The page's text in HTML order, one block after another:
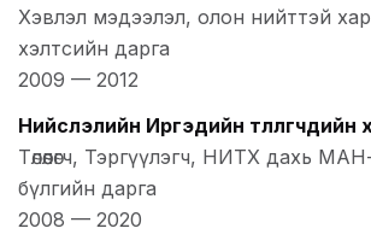
Хэвлэл мэдээлэл, олон нийттэй
хэлтсийн дарга
2009 — 2012
Нийслэлийн Иргэдийн төлөөлөгчдийн
Төлөөлөгч, Тэргүүлэгч, НИТХ дахь
бүлгийн дарга
2008 — 2020